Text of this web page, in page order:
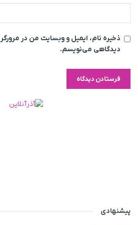
ذخیره نام، ایمیل و وبسایت من در مرورگر
دیدگاهی می‌نویسم.
پیشنهادی